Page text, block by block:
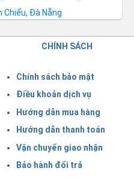
Chiểu, Đà Nẵng
CHÍNH SÁCH
Chính sách bảo mật
Điều khoản dịch vụ
Hướng dẫn mua hàng
Hướng dẫn thanh toán
Vận chuyển giao nhận
Bảo hành đổi trả